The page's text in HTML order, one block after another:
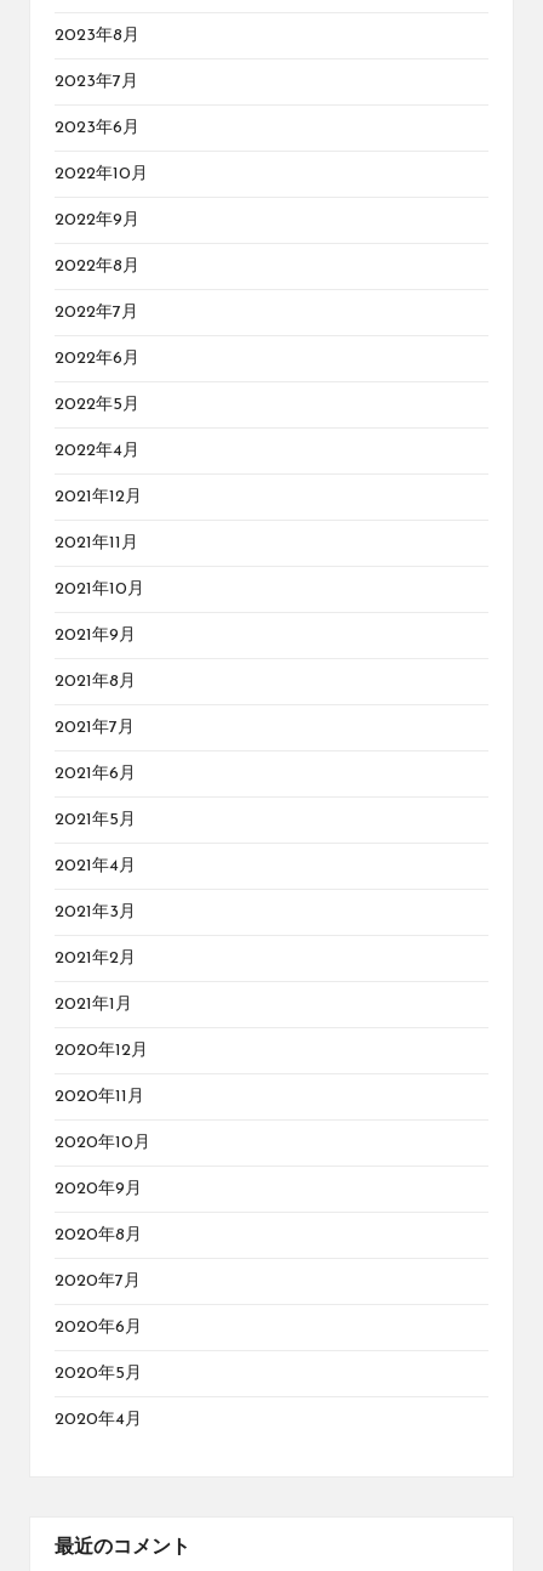
2023年8月
2023年7月
2023年6月
2022年10月
2022年9月
2022年8月
2022年7月
2022年6月
2022年5月
2022年4月
2021年12月
2021年11月
2021年10月
2021年9月
2021年8月
2021年7月
2021年6月
2021年5月
2021年4月
2021年3月
2021年2月
2021年1月
2020年12月
2020年11月
2020年10月
2020年9月
2020年8月
2020年7月
2020年6月
2020年5月
2020年4月
最近のコメント